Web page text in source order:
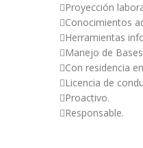
Proyección
Conocimientos
Herramientas
Manejo de
Con residencia
Licencia de
Proactivo.
Responsable.